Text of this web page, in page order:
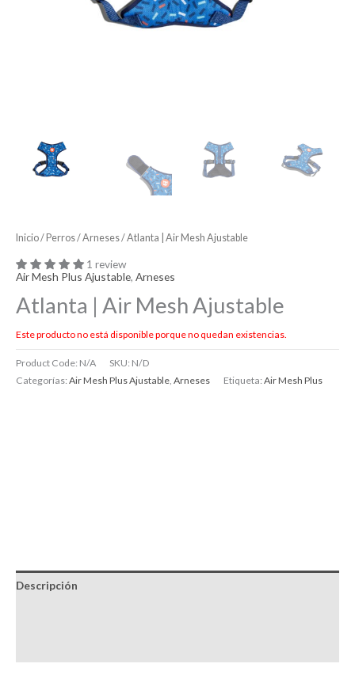
Inicio/Perros/Arneses/ Atlanta | Air Mesh Ajustable
1 review
Air Mesh Plus Ajustable, Arneses
Atlanta | Air Mesh Ajustable
Este producto no está disponible porque no quedan existencias.
Product Code: N/A SKU: N/D
Categorías:Air Mesh Plus Ajustable, Arneses Etiqueta:Air Mesh Plus
Descripción